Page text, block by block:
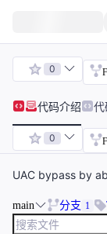
0
代码介绍 代
0
UAC bypass by
main 分支 1